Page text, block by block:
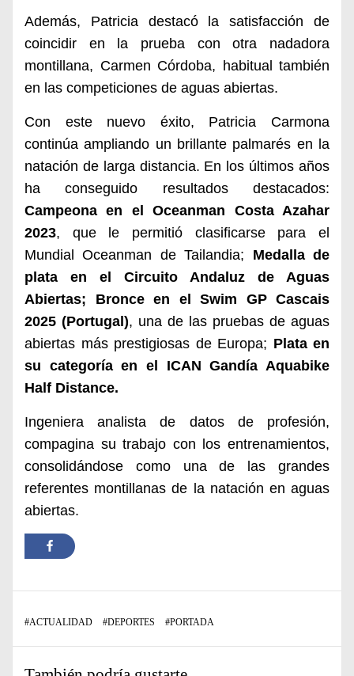
Además, Patricia destacó la satisfacción de
coincidir en la prueba con otra nadadora
montillana, Carmen Córdoba, habitual también
en las competiciones de aguas abiertas.
Con este nuevo éxito, Patricia Carmona
continúa ampliando un brillante palmarés en la
natación de larga distancia. En los últimos años
ha conseguido resultados destacados:
Campeona en el Oceanman Costa Azahar
2023, que le permitió clasificarse para el
Mundial Oceanman de Tailandia; Medalla de
plata en el Circuito Andaluz de Aguas
Abiertas; Bronce en el Swim GP Cascais
2025 (Portugal), una de las pruebas de aguas
abiertas más prestigiosas de Europa; Plata en
su categoría en el ICAN Gandía Aquabike
Half Distance.
Ingeniera analista de datos de profesión,
compagina su trabajo con los entrenamientos,
consolidándose como una de las grandes
referentes montillanas de la natación en aguas
abiertas.
#ACTUALIDAD #DEPORTES #PORTADA